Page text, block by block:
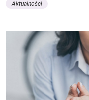
Aktualności